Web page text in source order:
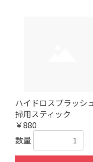
ハイドロスプラッシ
掃用スティック
￥880
数量